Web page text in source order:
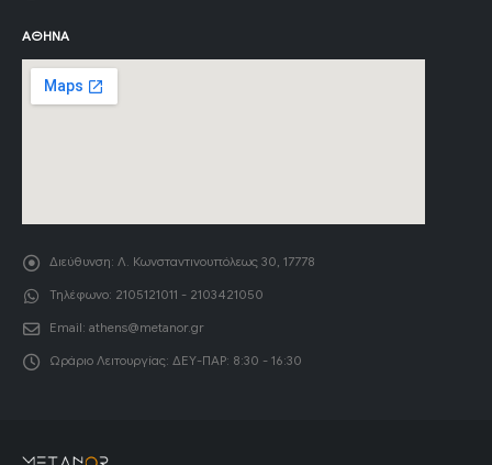
ΑΘΉΝΑ
Διεύθυνση: Λ. Κωνσταντινουπόλεως 30, 17778
Τηλέφωνο: 2105121011 - 2103421050
Email: athens@metanor.gr
Ωράριο Λειτουργίας: ΔΕΥ-ΠΑΡ: 8:30 - 16:30